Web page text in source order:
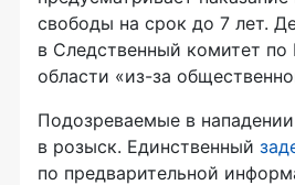
свободы на срок до 7 лет.
в Следственный комитет по
области «из-за
Подозреваемые в
в розыск. Единственный
по предварительной